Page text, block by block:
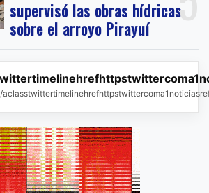
supervisó las obras hídricas
sobre el arroyo Pirayuí